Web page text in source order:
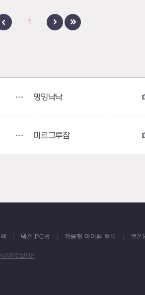
1
밍밍낙낙
미르그루잠
넥슨 PC방 확률형 아이템 목록
쿠폰
업자정보확인